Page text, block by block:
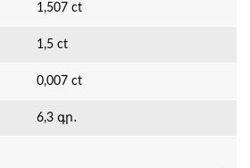
1,507 ct
1,5 ct
0,007 ct
6,3 գր․